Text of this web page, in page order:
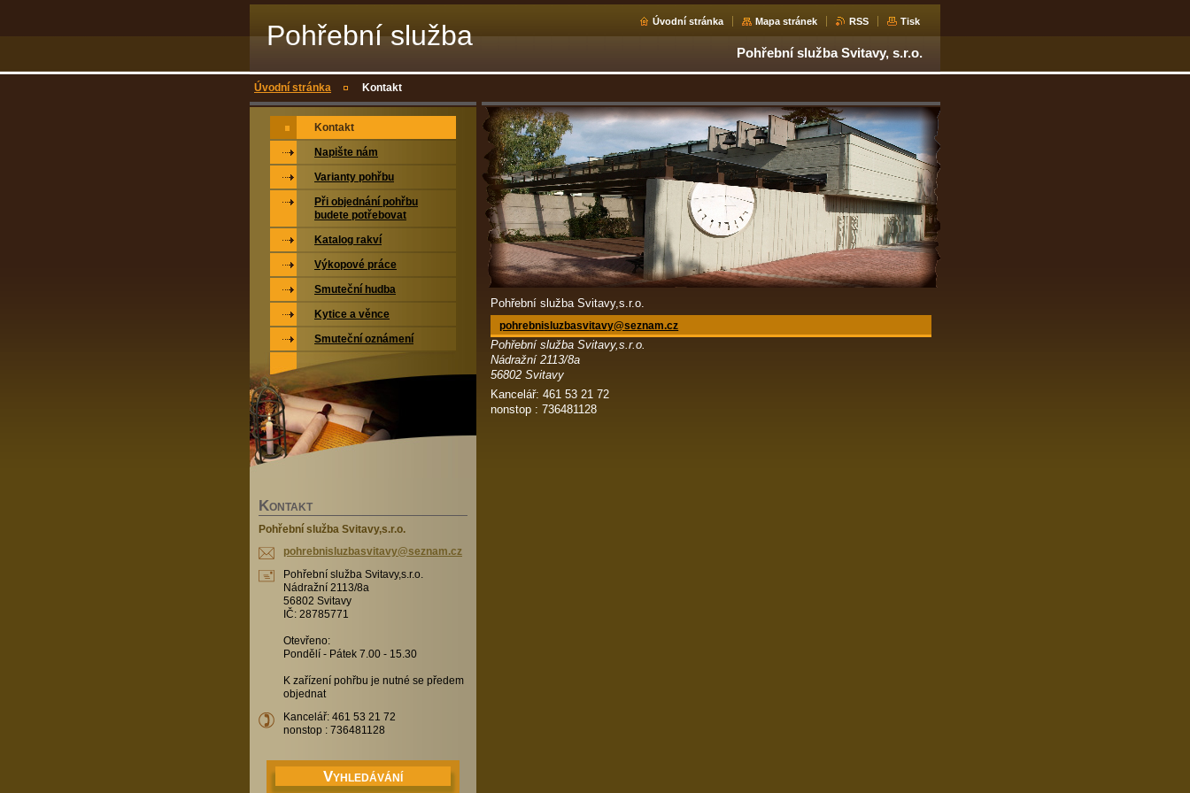
Pohřební služba
Svitavy,s.r.o.
Úvodní stránka Mapa stránek RSS Tisk
Pohřební služba Svitavy, s.r.o.
Úvodní stránka Kontakt
Pohřební služba Svitavy,s.r.o.
pohrebnisluzbasvitavy@seznam.cz
Pohřební služba Svitavy,s.r.o.
Nádražní 2113/8a
56802 Svitavy
Kancelář: 461 53 21 72
nonstop : 736481128
Kontakt
Napište nám
Varianty pohřbu
Při objednání pohřbu
budete potřebovat
Katalog rakví
Výkopové práce
Smuteční hudba
Kytice a věnce
Smuteční oznámení
KONTAKT
Pohřební služba Svitavy,s.r.o.
pohrebnisluzbasvitavy@seznam.cz
Pohřební služba Svitavy,s.r.o.
Nádražní 2113/8a
56802 Svitavy
IČ: 28785771
Otevřeno:
Pondělí - Pátek 7.00 - 15.30
K zařízení pohřbu je nutné se předem
objednat
Kancelář: 461 53 21 72
nonstop : 736481128
VYHLEDÁVÁNÍ